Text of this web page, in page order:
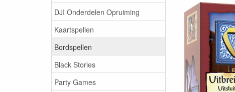
DJI Onderdelen Opruiming
Kaartspellen
Bordspellen
Black Stories
Party Games